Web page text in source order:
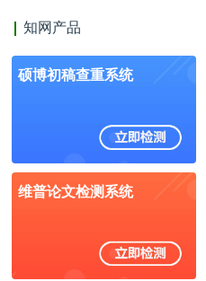
知网产品
硕博初稿查重系统
维普论文检测系统